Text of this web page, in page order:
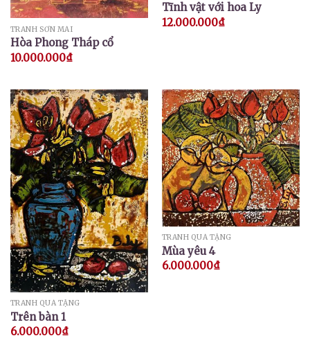
TRANH SƠN MÀI
Hòa Phong Tháp cổ
10.000.000₫
Tĩnh vật với hoa Ly
12.000.000₫
TRANH QUÀ TẶNG
Trên bàn 1
6.000.000₫
TRANH QUÀ TẶNG
Mùa yêu 4
6.000.000₫